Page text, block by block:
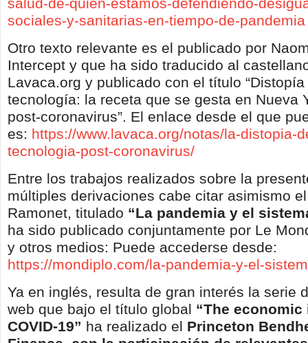
sociales-y-sanitarias-en-tiempo-de-pandemia
Otro texto relevante es el publicado por
Intercept y que ha sido traducido al
Lavaca.org y publicado con el título
tecnología: la receta que se gesta en Nueva
post-coronavirus”. El enlace desde el que
es: https://www.lavaca.org/notas/la-distopia-
tecnologia-post-coronavirus/
Entre los trabajos realizados sobre la
múltiples derivaciones cabe citar asimismo
Ramonet, titulado “La pandemia y el
ha sido publicado conjuntamente por Le
y otros medios: Puede accederse desde:
https://mondiplo.com/la-pandemia-y-el-
Ya en inglés, resulta de gran interés la serie
web que bajo el título global “The
COVID-19” ha realizado el Princeton